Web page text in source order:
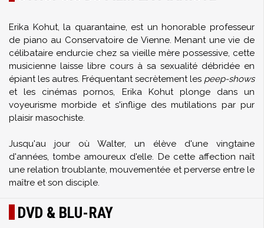
Erika Kohut, la quarantaine, est un honorable professeur
de piano au Conservatoire de Vienne. Menant une vie de
célibataire endurcie chez sa vieille mère possessive, cette
musicienne laisse libre cours à sa sexualité débridée en
épiant les autres. Fréquentant secrètement les peep-shows
et les cinémas pornos, Erika Kohut plonge dans un
voyeurisme morbide et s'inflige des mutilations par pur
plaisir masochiste.
Jusqu'au jour où Walter, un élève d'une vingtaine
d'années, tombe amoureux d'elle. De cette affection naît
une relation troublante, mouvementée et perverse entre le
maître et son disciple.
DVD & BLU-RAY